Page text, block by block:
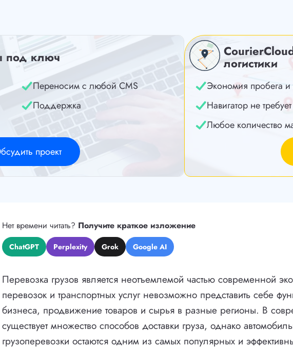
под ключ
Переносим с любой CMS
Поддержка
проект
логистики
Экономия пробега и
Навигатор не
Любое количество
Нет времени читать? Получите краткое изложение
ChatGPT Perplexity Grok Google AI
Перевозка грузов является неотъемлемой частью современной
перевозок и транспортных услуг невозможно представить себе
бизнеса, продвижение товаров и сырья в разные регионы. В
существует множество способов доставки груза, однако
грузоперевозки остаются одним из самых популярных и